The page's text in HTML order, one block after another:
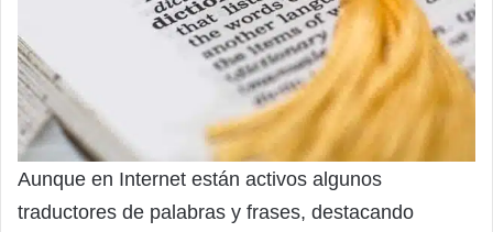
Aunque en Internet están activos algunos
traductores de palabras y frases, destacando